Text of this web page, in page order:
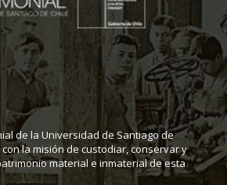
de la Universidad de Santiago de
con la misión de custodiar, conservar y
material e inmaterial de esta